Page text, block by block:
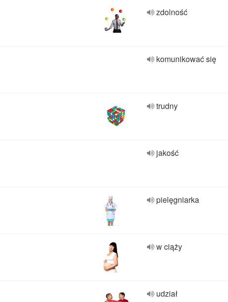
zdolność
komunikować się
trudny
jakość
pielęgniarka
w ciąży
udział